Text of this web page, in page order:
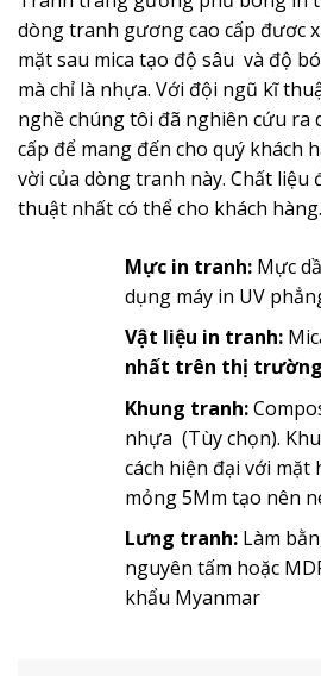
dòng tranh gương cao cấp đươc
mặt sau mica tạo độ sâu và độ
mà chỉ là nhựa. Với đội ngũ kĩ
nghề chúng tôi đã nghiên cứu ra
cấp để mang đến cho quý khách
vời của dòng tranh này. Chất liệu
thuật nhất có thể cho khách hàng.
Mực in tranh:Mực
dụng máy in UV
Vật liệu in tranh:
nhất trên thị
Khung tranh:
nhựa (Tùy chọn).
cách hiện đại với
mỏng 5Mm tạo nên
Lưng tranh:Làm
nguyên tấm hoặc
khẩu Myanmar